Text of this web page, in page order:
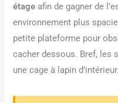
étage afin de gagner de
environnement plus
petite plateforme pour
cacher dessous. Bref, les
une cage à lapin d’intérieur.